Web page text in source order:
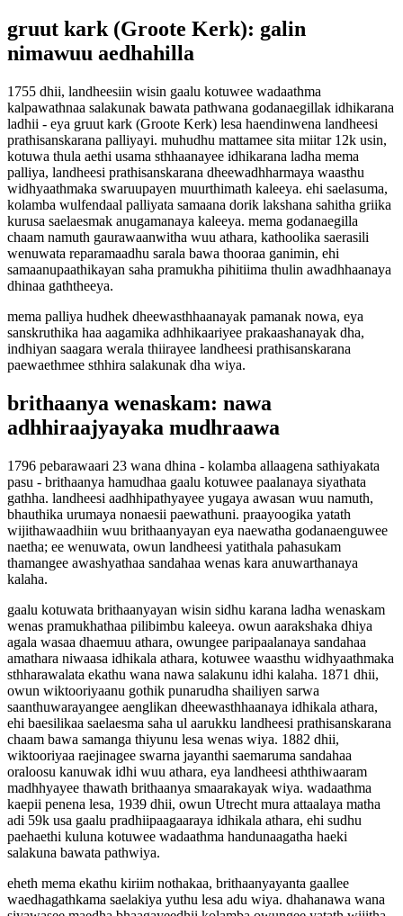
gruut kark (Groote Kerk): galin
nimawuu aedhahilla
1755 dhii, landheesiin wisin gaalu kotuwee wadaathma
kalpawathnaa salakunak bawata pathwana godanaegillak idhikarana
ladhii - eya gruut kark (Groote Kerk) lesa haendinwena landheesi
prathisanskarana palliyayi. muhudhu mattamee sita miitar 12k usin,
kotuwa thula aethi usama sthhaanayee idhikarana ladha mema
palliya, landheesi prathisanskarana dheewadhharmaya waasthu
widhyaathmaka swaruupayen muurthimath kaleeya. ehi saelasuma,
kolamba wulfendaal palliyata samaana dorik lakshana sahitha griika
kurusa saelaesmak anugamanaya kaleeya. mema godanaegilla
chaam namuth gaurawaanwitha wuu athara, kathoolika saerasili
wenuwata reparamaadhu sarala bawa thooraa ganimin, ehi
samaanupaathikayan saha pramukha pihitiima thulin awadhhaanaya
dhinaa gaththeeya.
mema palliya hudhek dheewasthhaanayak pamanak nowa, eya
sanskruthika haa aagamika adhhikaariyee prakaashanayak dha,
indhiyan saagara werala thiirayee landheesi prathisanskarana
paewaethmee sthhira salakunak dha wiya.
brithaanya wenaskam: nawa
adhhiraajyayaka mudhraawa
1796 pebarawaari 23 wana dhina - kolamba allaagena sathiyakata
pasu - brithaanya hamudhaa gaalu kotuwee paalanaya siyathata
gathha. landheesi aadhhipathyayee yugaya awasan wuu namuth,
bhauthika urumaya nonaesii paewathuni. praayoogika yatath
wijithawaadhiin wuu brithaanyayan eya naewatha godanaenguwee
naetha; ee wenuwata, owun landheesi yatithala pahasukam
thamangee awashyathaa sandahaa wenas kara anuwarthanaya
kalaha.
gaalu kotuwata brithaanyayan wisin sidhu karana ladha wenaskam
wenas pramukhathaa pilibimbu kaleeya. owun aarakshaka dhiya
agala wasaa dhaemuu athara, owungee paripaalanaya sandahaa
amathara niwaasa idhikala athara, kotuwee waasthu widhyaathmaka
sthharawalata ekathu wana nawa salakunu idhi kalaha. 1871 dhii,
owun wiktooriyaanu gothik punarudha shailiyen sarwa
saanthuwarayangee aenglikan dheewasthhaanaya idhikala athara,
ehi baesilikaa saelaesma saha ul aarukku landheesi prathisanskarana
chaam bawa samanga thiyunu lesa wenas wiya. 1882 dhii,
wiktooriyaa raejinagee swarna jayanthi saemaruma sandahaa
oraloosu kanuwak idhi wuu athara, eya landheesi aththiwaaram
madhhyayee thawath brithaanya smaarakayak wiya. wadaathma
kaepii penena lesa, 1939 dhii, owun Utrecht mura attaalaya matha
adi 59k usa gaalu pradhiipaagaaraya idhikala athara, ehi sudhu
paehaethi kuluna kotuwee wadaathma handunaagatha haeki
salakuna bawata pathwiya.
eheth mema ekathu kiriim nothakaa, brithaanyayanta gaallee
waedhagathkama saelakiya yuthu lesa adu wiya. dhahanawa wana